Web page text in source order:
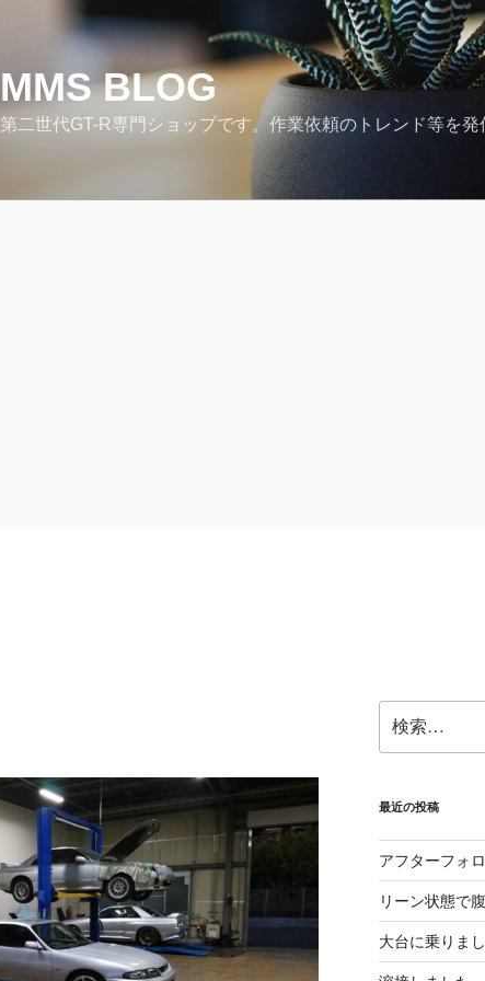
MMS BLOG
第二世代GT-R専門ショップです。作業依頼のトレンド等を発
索:
最近の投稿
アフターフォ
リーン状態で
大台に乗りま